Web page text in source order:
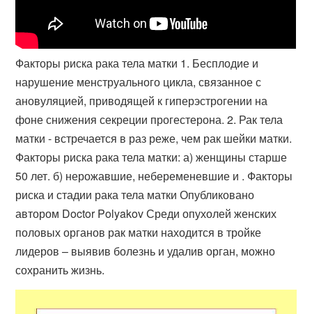
Факторы риска рака тела матки 1. Бесплодие и
нарушение менструального цикла, связанное с
ановуляцией, приводящей к гиперэстрогении на
фоне снижения секреции прогестерона. 2. Рак тела
матки - встречается в раз реже, чем рак шейки матки.
Факторы риска рака тела матки: а) женщины старше
50 лет. б) нерожавшие, небеременевшие и . Факторы
риска и стадии рака тела матки Опубликовано
автором Doctor Polyakov Среди опухолей женских
половых органов рак матки находится в тройке
лидеров – выявив болезнь и удалив орган, можно
сохранить жизнь.